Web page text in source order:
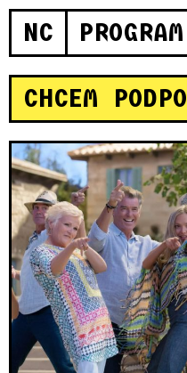
NC PROGRAM
CHCEM